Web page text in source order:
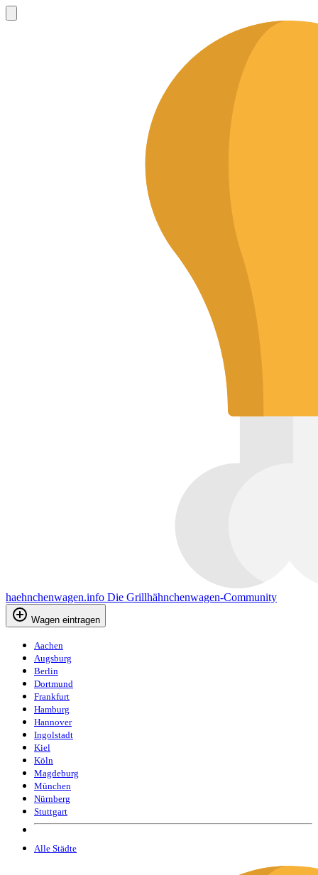
haehnchenwagen.info Die Grillhähnchenwagen-Community
Wagen eintragen
Aachen
Augsburg
Berlin
Dortmund
Frankfurt
Hamburg
Hannover
Ingolstadt
Kiel
Köln
Magdeburg
München
Nürnberg
Stuttgart
Alle Städte